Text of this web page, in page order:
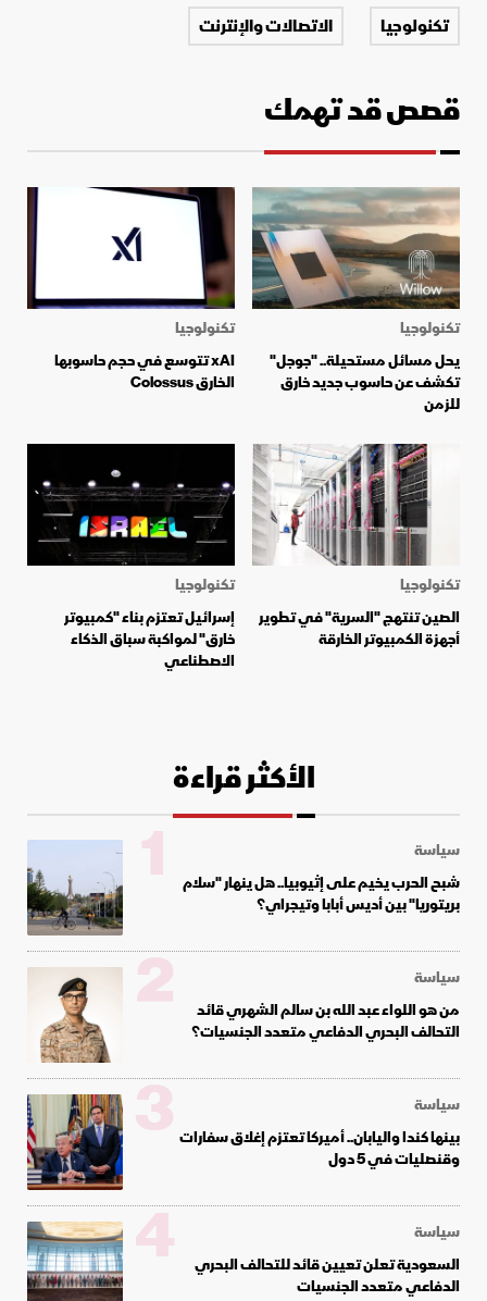
تكنولوجيا الاتصالات والإنترنت
قصص قد تهمك
تكنولوجيا
يحل مسائل مستحيلة.. "جوجل"
تكشف عن حاسوب جديد خارق
للزمن
تكنولوجيا
xAI تتوسع في حجم حاسوبها
الخارق Colossus
تكنولوجيا
الصين تنتهج "السرية" في تطوير
أجهزة الكمبيوتر الخارقة
تكنولوجيا
إسرائيل تعتزم بناء "كمبيوتر
خارق" لمواكبة سباق الذكاء
الاصطناعي
الأكثر قراءة
سياسة
شبح الحرب يخيم على إثيوبيا.. هل ينهار "سلام
بريتوريا" بين أديس أبابا وتيجراي؟
1
سياسة
من هو اللواء عبد الله بن سالم الشهري قائد
التحالف البحري الدفاعي متعدد الجنسيات؟
2
سياسة
بينها كندا واليابان.. أميركا تعتزم إغلاق سفارات
وقنصليات في 5 دول
3
سياسة
السعودية تعلن تعيين قائد للتحالف البحري
الدفاعي متعدد الجنسيات
4